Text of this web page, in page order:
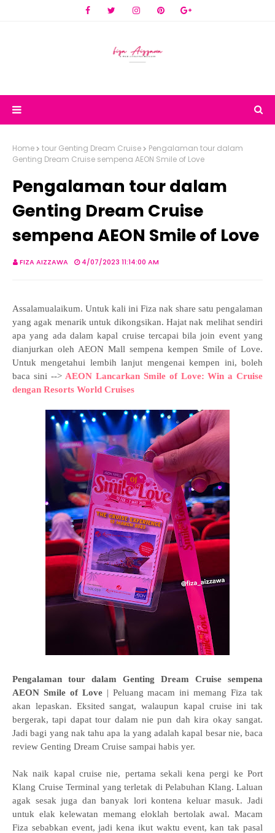
Home tour Genting Dream Cruise
Pengalaman tour dalam
Genting Dream Cruise sempena AEON Smile of Love
Pengalaman tour dalam
Genting Dream Cruise
sempena AEON Smile of Love
FIZA AIZZAWA 4/07/2023 11:14:00 AM
Assalamualaikum. Untuk kali ini Fiza nak share satu pengalaman
yang agak menarik untuk dikongsikan. Hajat nak melihat sendiri
apa yang ada dalam kapal cruise tercapai bila join event yang
dianjurkan oleh AEON Mall sempena kempen Smile of Love.
Untuk mengetahui lembih lanjut mengenai kempen ini, boleh
baca sini --> AEON Lancarkan Smile of Love: Win a Cruise
dengan Resorts World Cruises
Pengalaman tour dalam Genting Dream Cruise sempena
AEON Smile of Love| Peluang macam ini memang Fiza tak
akan lepaskan. Eksited sangat, walaupun kapal cruise ini tak
bergerak, tapi dapat tour dalam nie pun dah kira okay sangat.
Jadi bagi yang nak tahu apa la yang adalah kapal besar nie, baca
review Genting Dream Cruise sampai habis yer.
Nak naik kapal cruise nie, pertama sekali kena pergi ke Port
Klang Cruise Terminal yang terletak di Pelabuhan Klang. Laluan
agak sesak juga dan banyak lori kontena keluar masuk. Jadi
untuk elak kelewatan memang eloklah bertolak awal. Macam
Fiza sebabkan event, jadi kena ikut waktu event, kan tak pasal